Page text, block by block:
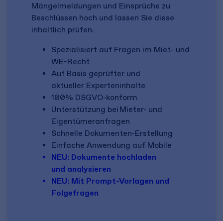
Mängelmeldungen und Einsprüche zu
Beschlüssen hoch und lassen Sie diese
inhaltlich prüfen.
Spezialisiert auf Fragen im Miet- und
WE-Recht
Auf Basis geprüfter und
aktueller Experteninhalte
100% DSGVO-konform
Unterstützung bei Mieter- und
Eigentümeranfragen
Schnelle Dokumenten-Erstellung
Einfache Anwendung auf Mobile
NEU: Dokumente hochladen
und analysieren
NEU: Mit Prompt-Vorlagen und
Folgefragen